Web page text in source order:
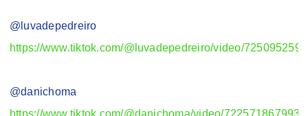
@luvadepedreiro
https://www.tiktok.com/@luvadepedreiro/video/
@danichoma
https://www.tiktok.com/@danichoma/video/